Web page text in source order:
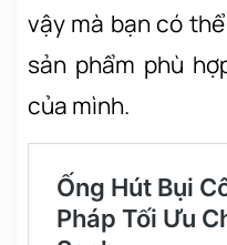
vậy mà bạn có
sản phẩm phù
của mình.